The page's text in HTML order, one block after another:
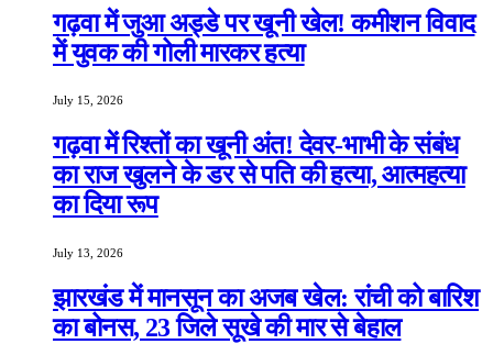
गढ़वा में जुआ अड्डे पर खूनी खेल! कमीशन विवाद
में युवक की गोली मारकर हत्या
July 15, 2026
गढ़वा में रिश्तों का खूनी अंत! देवर-भाभी के संबंध
का राज खुलने के डर से पति की हत्या, आत्महत्या
का दिया रूप
July 13, 2026
झारखंड में मानसून का अजब खेल: रांची को बारिश
का बोनस, 23 जिले सूखे की मार से बेहाल